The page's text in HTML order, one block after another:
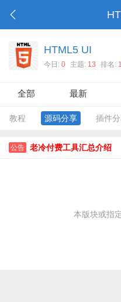
HTML5 UI
今日: 0 主题: 13 排名:
全部 最新
教程 源码分享 插件
公告 老冷付费工具汇总介绍
本版块或指